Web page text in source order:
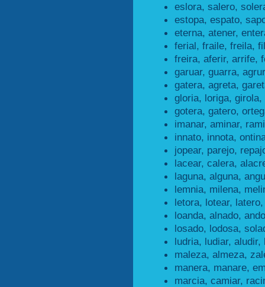
eslora, salero,
estopa, espato,
eterna, atener,
ferial, fraile, freila,
freira, aferir, arrife,
garuar, guarra,
gatera, agreta,
gloria, loriga, girola,
gotera, gatero,
imanar, aminar,
innato, innota,
jopear, parejo,
lacear, calera,
laguna, alguna,
lemnia, milena,
letora, lotear,
loanda, alnado,
losado, lodosa,
ludria, ludiar, aludir,
maleza, almeza,
manera, manare,
marcia, camiar,